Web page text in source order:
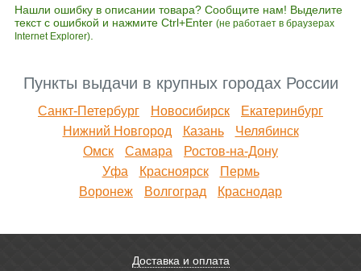
Нашли ошибку в описании товара? Сообщите нам! Выделите
текст с ошибкой и нажмите Ctrl+Enter (не работает в браузерах
Internet Explorer)
Пункты выдачи в крупных городах России
Санкт-Петербург Новосибирск
Екатеринбург
Нижний Новгород
Казань
Челябинск
Омск
Самара
Ростов-на-Дону
Уфа
Красноярск
Пермь
Воронеж
Волгоград Краснодар
Доставка и оплата